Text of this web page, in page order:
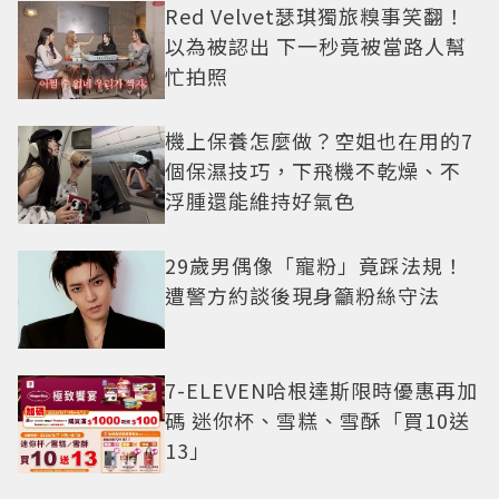
Red Velvet瑟琪獨旅糗事笑翻！
以為被認出 下一秒竟被當路人幫
忙拍照
機上保養怎麼做？空姐也在用的7
個保濕技巧，下飛機不乾燥、不
浮腫還能維持好氣色
29歲男偶像「寵粉」竟踩法規！
遭警方約談後現身籲粉絲守法
7-ELEVEN哈根達斯限時優惠再加
碼 迷你杯、雪糕、雪酥「買10送
13」